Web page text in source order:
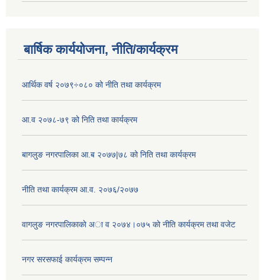
बार्षिक कार्ययोजना, नीति/कार्यक्रम
आर्थिक वर्ष २०७९÷०८० को नीति तथा कार्यक्रम
आ.व २०७८-७९ को निति तथा कार्यक्रम
बागलुङ नगरपालिका आ.ब २०७७|७८ को निति तथा कार्यक्रम
नीति तथा कार्यक्रम आ.व. २०७६/२०७७
वागलुङ नगरपालिकाकाे अा‍ व २०७४।०७५ काे नीति कार्यक्रम तथा वजेट
नगर सरसफाई कार्यक्रम सम्पन्न